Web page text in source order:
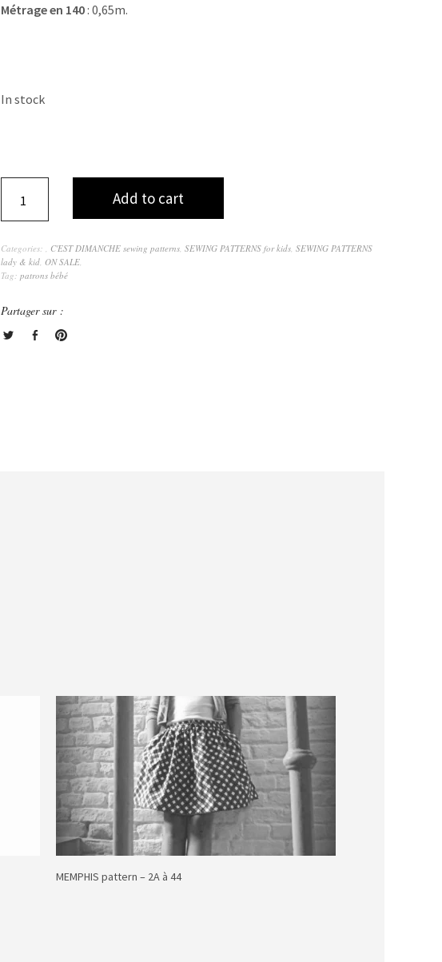
Métrage en 140 : 0,65m.
In stock
Add to cart
Categories: , C'EST DIMANCHE sewing patterns, SEWING PATTERNS for kids, SEWING PATTERNS
lady & kid, ON SALE,
Tag: patrons bébé
Partager sur :
MEMPHIS pattern – 2A à 44